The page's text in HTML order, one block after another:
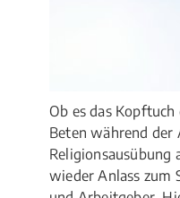
Ob es das
Beten während der
wieder Anlass zum